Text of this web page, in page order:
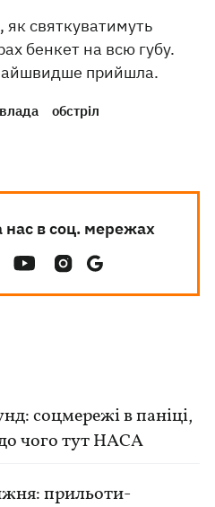
святкуватимуть
бенкет на всю губу.
прийшла.
обстріл
нас в соц. мережах
соцмережі в паніці,
чого тут НАСА
прильоти-